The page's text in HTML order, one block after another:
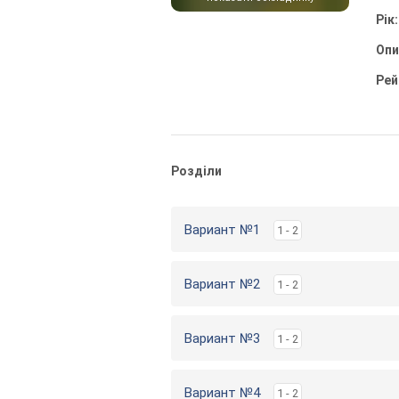
Рік:
Розділи
Вариант №1 1 - 2
Вариант №2 1 - 2
Вариант №3 1 - 2
Вариант №4 1 - 2